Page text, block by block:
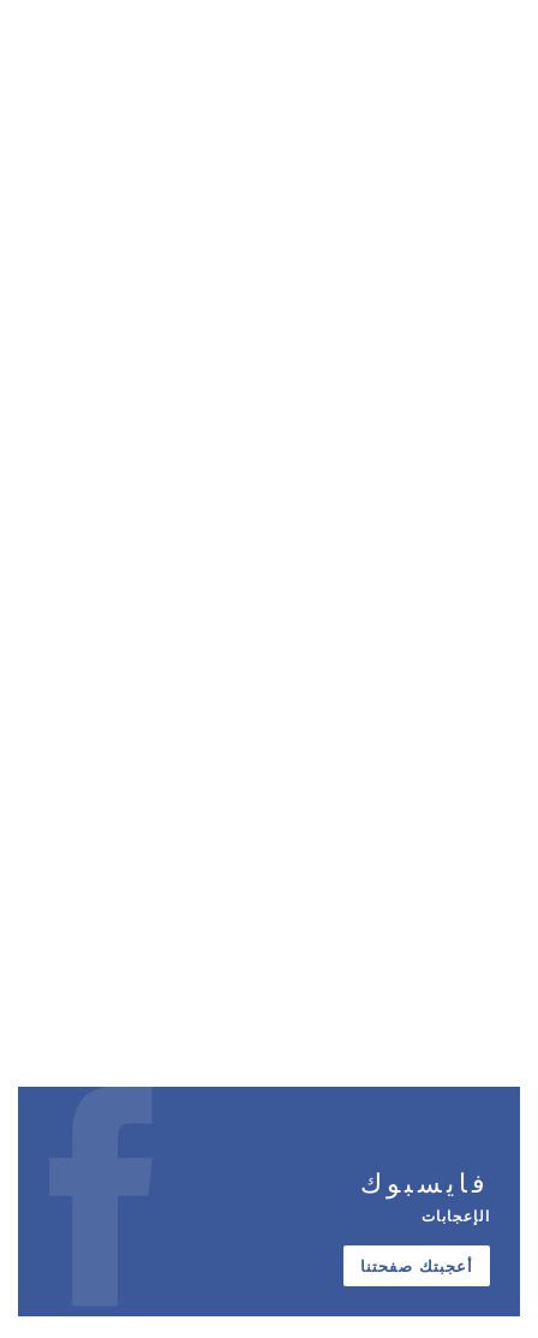
فايسبوك
الإعجابات
أعجبتك صفحتنا